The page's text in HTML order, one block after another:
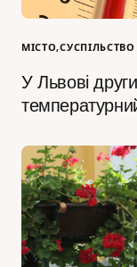
МІСТО СУСПІЛЬСТВО
У Львові